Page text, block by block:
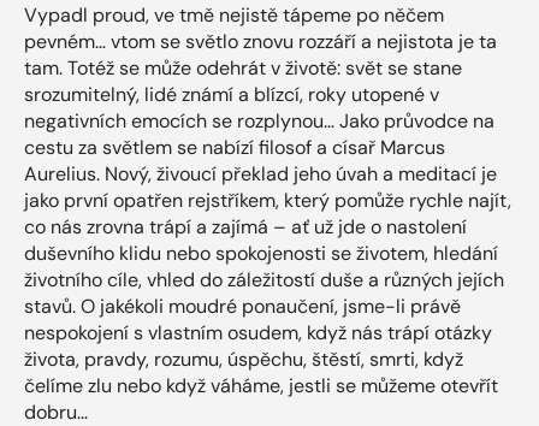
Vypadl proud, ve tmě nejistě tápeme po něčem
pevném… vtom se světlo znovu rozzáří a nejistota je ta
tam. Totéž se může odehrát v životě: svět se stane
srozumitelný, lidé známí a blízcí, roky utopené v
negativních emocích se rozplynou… Jako průvodce na
cestu za světlem se nabízí filosof a císař Marcus
Aurelius. Nový, živoucí překlad jeho úvah a meditací je
jako první opatřen rejstříkem, který pomůže rychle najít,
co nás zrovna trápí a zajímá – ať už jde o nastolení
duševního klidu nebo spokojenosti se životem, hledání
životního cíle, vhled do záležitostí duše a různých jejích
stavů. O jakékoli moudré ponaučení, jsme-li právě
nespokojení s vlastním osudem, když nás trápí otázky
života, pravdy, rozumu, úspěchu, štěstí, smrti, když
čelíme zlu nebo když váháme, jestli se můžeme otevřít
dobru…